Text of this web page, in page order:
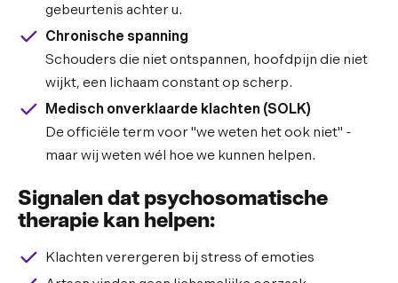
gebeurtenis achter u.
Chronische spanning
Schouders die niet ontspannen, hoofdpijn die niet
wijkt, een lichaam constant op scherp.
Medisch onverklaarde klachten (SOLK)
De officiële term voor "we weten het ook niet" -
maar wij weten wél hoe we kunnen helpen.
Signalen dat psychosomatische
therapie kan helpen:
Klachten verergeren bij stress of emoties